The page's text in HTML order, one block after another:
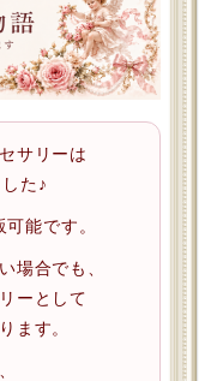
サリーは
た♪
能です。
場合でも、
ーとして
ます。